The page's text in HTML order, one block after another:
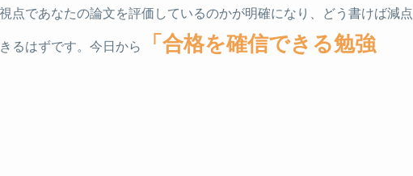
点であなたの論文を評価しているのかが明確になり、どう書けば減点
るはずです。今日から
「合格を確信できる勉強